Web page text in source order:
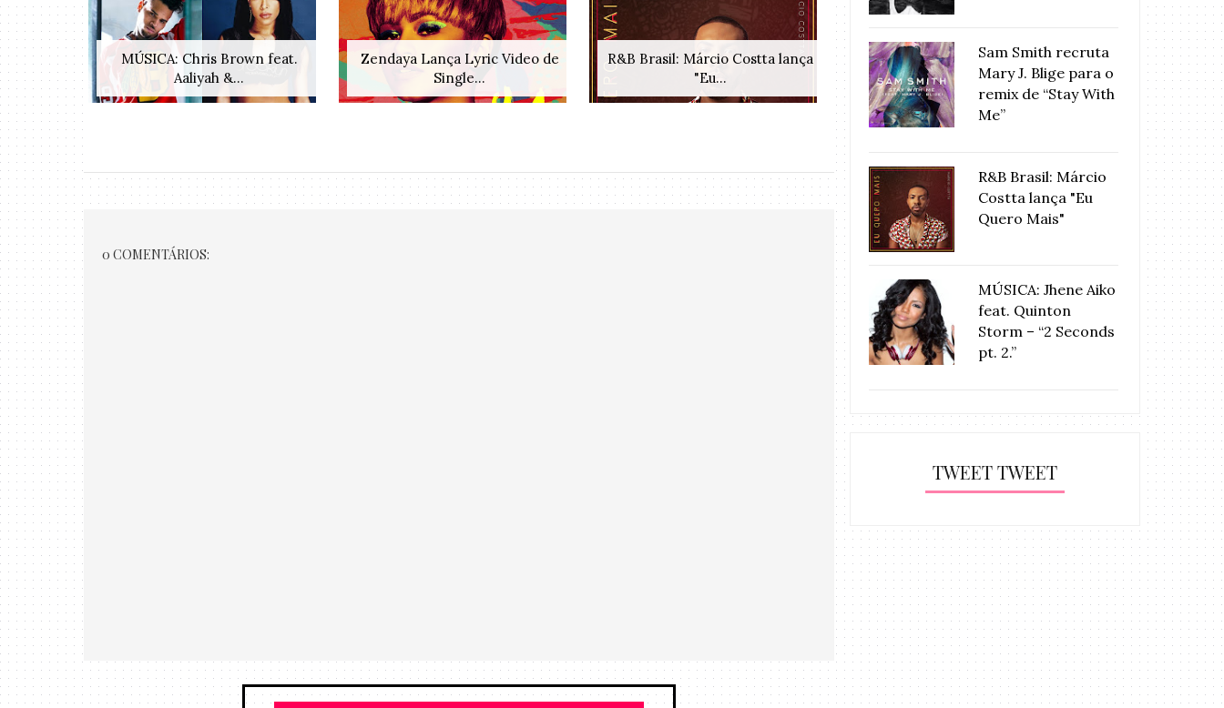
MÚSICA: Chris Brown feat.
Aaliyah &...
Zendaya Lança Lyric Video de
Single...
R&B Brasil: Márcio Costta lança
"Eu...
Stefanie lança “Pelos Meus
Amores”...
novo
0 COMENTÁRIOS:
Sam Smith recruta
Mary J. Blige para o
remix de “Stay With
Me”
R&B Brasil: Márcio
Costta lança "Eu
Quero Mais"
MÚSICA: Jhene Aiko
feat. Quinton
Storm – “2 Seconds
pt. 2.”
TWEET TWEET